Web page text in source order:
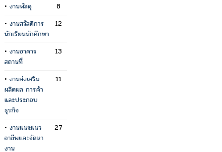
• งานพัสดุ
8
• งานสวัสดิการ
นักเรียนนักศึกษา
12
• งานอาคาร
สถานที่
13
• งานส่งเสริม
ผลิตผล การค้า
และประกอบ
ธุรกิจ
11
• งานแนะแนว
อาชีพและจัดหา
งาน
27